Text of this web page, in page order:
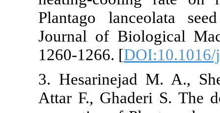
Plantago
Journal of
1260-1266. [
3.
Attar F.,